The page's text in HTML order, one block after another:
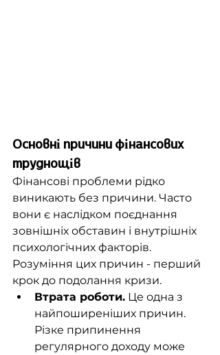
Основні причини фінансових
труднощів
Фінансові проблеми рідко
виникають без причини. Часто
вони є наслідком поєднання
зовнішніх обставин і внутрішніх
психологічних факторів.
Розуміння цих причин - перший
крок до подолання кризи.
Втрата роботи. Це одна з
найпоширеніших причин.
Різке припинення
регулярного доходу може